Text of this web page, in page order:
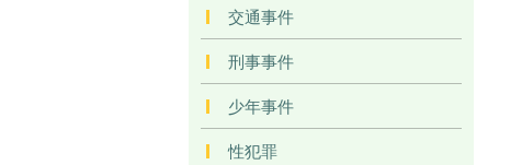
交通事件
刑事事件
少年事件
性犯罪